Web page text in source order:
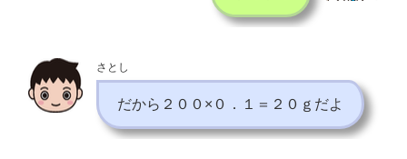
さとし
だから２００×０．１＝２０ｇだよ